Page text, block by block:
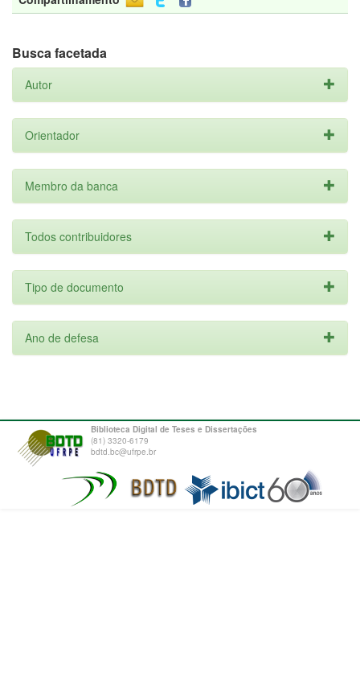
Busca facetada
Autor
Orientador
Membro da banca
Todos contribuidores
Tipo de documento
Ano de defesa
Biblioteca Digital de Teses e Dissertações
(81) 3320-6179
bdtd.bc@ufrpe.br